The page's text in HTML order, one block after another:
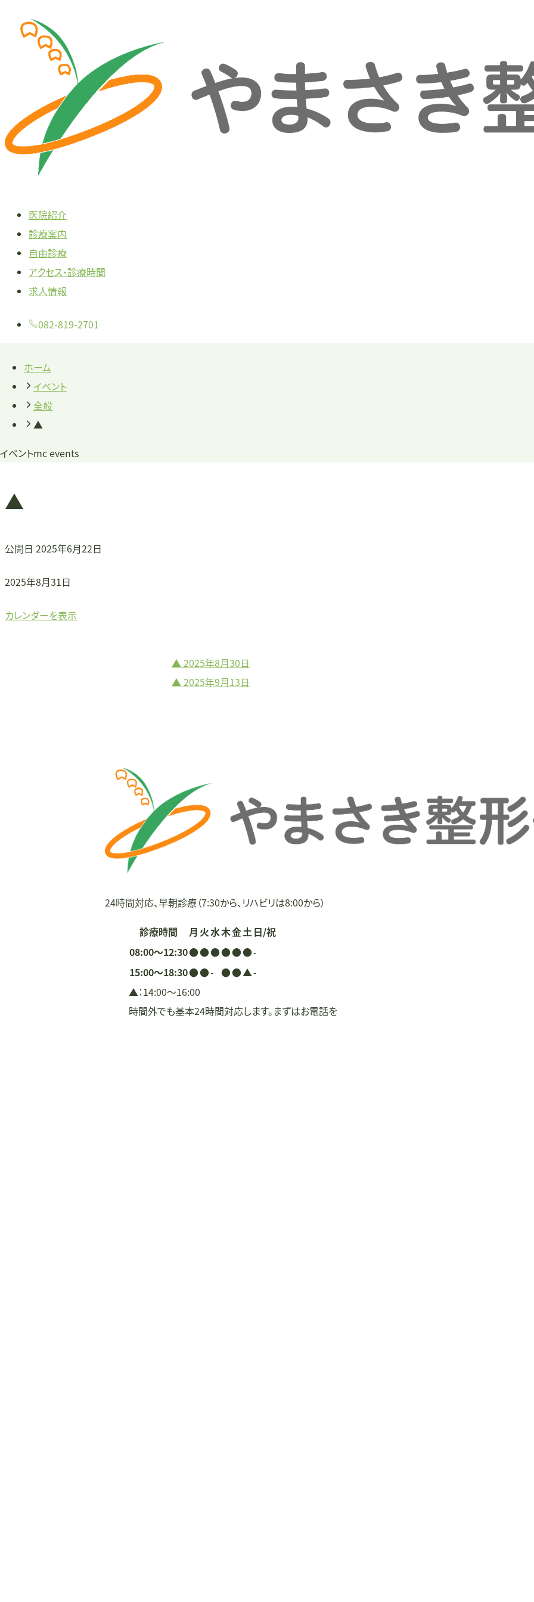
プ
医院紹介
診療案内
自由診療
アクセス・診療時間
求人情報
082-819-2701
イベントmc events
ホーム
イベント
全般
▲
▲
公開日 2025年6月22日
▲
2025年8月31日
カレンダーを表示
投
ー
シ
ン
▲2025年8月30日
▲2025年9月13日
24時間対応、早朝診療（7:30から、リハビリは8:00から）
診療時間 月 火水木金土日/祝
08:00〜12:30●●●●●●-
15:00〜18:30●●- ●●▲-
▲：14:00〜16:00
時間外でも基本24時間対応します。まずはお電話を